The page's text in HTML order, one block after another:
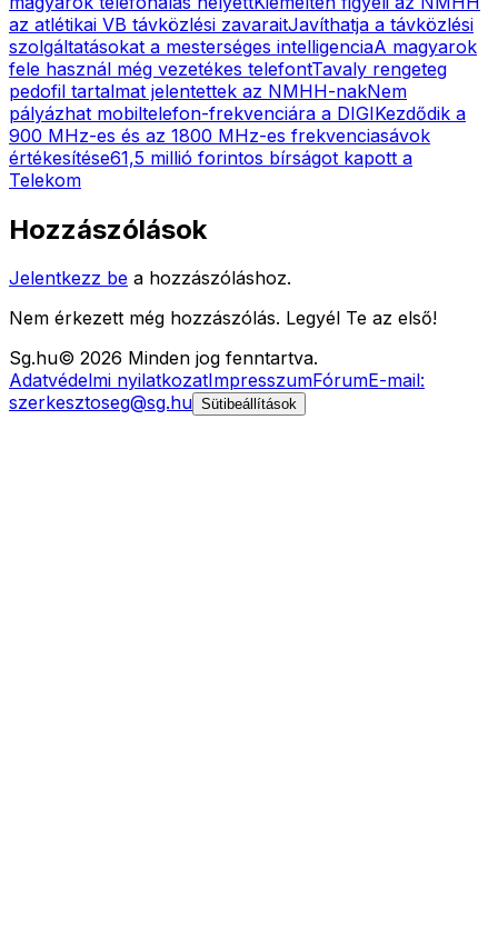
az atlétikai VB távközlési zavaraitJavíthatja a távközlési
szolgáltatásokat a mesterséges intelligenciaA magyarok
fele használ még vezetékes telefontTavaly rengeteg
pedofil tartalmat jelentettek az NMHH-nakNem
pályázhat mobiltelefon-frekvenciára a DIGIKezdődik a
900 MHz-es és az 1800 MHz-es frekvenciasávok
értékesítése61,5 millió forintos bírságot kapott a
Telekom
Hozzászólások
Jelentkezz be a hozzászóláshoz.
Nem érkezett még hozzászólás. Legyél Te az első!
Sg.hu© 2026 Minden jog fenntartva.
Adatvédelmi nyilatkozatImpresszumFórumE-mail:
szerkesztoseg@sg.hu Sütibeállítások